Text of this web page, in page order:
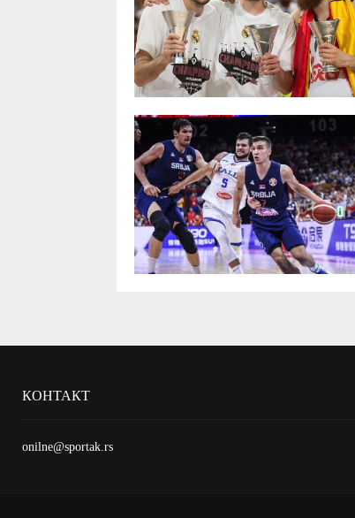
КОНТАКТ
onilne@sportak.rs